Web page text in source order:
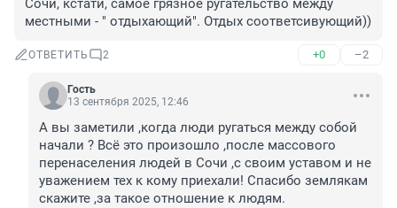
Сочи, кстати, самое грязное ругательство между
местными - " отдыхающий". Отдых соответсивующий))
ОТВЕТИТЬ 2 +0 –2
Гость
13 сентября 2025, 12:46
А вы заметили ,когда люди ругаться между собой
начали ? Всё это произошло ,после массового
перенаселения людей в Сочи ,с своим уставом и не
уважением тех к кому приехали! Спасибо землякам
скажите ,за такое отношение к людям.